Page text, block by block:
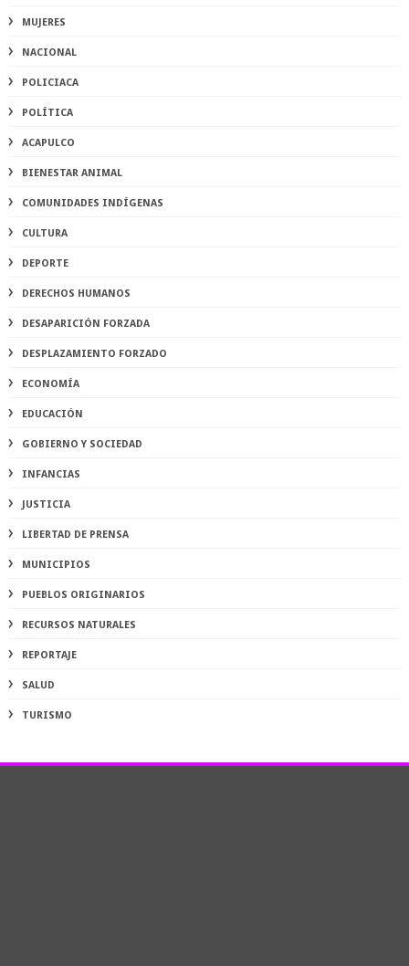
MUJERES
NACIONAL
POLICIACA
POLÍTICA
ACAPULCO
BIENESTAR ANIMAL
COMUNIDADES INDÍGENAS
CULTURA
DEPORTE
DERECHOS HUMANOS
DESAPARICIÓN FORZADA
DESPLAZAMIENTO FORZADO
ECONOMÍA
EDUCACIÓN
GOBIERNO Y SOCIEDAD
INFANCIAS
JUSTICIA
LIBERTAD DE PRENSA
MUNICIPIOS
PUEBLOS ORIGINARIOS
RECURSOS NATURALES
REPORTAJE
SALUD
TURISMO